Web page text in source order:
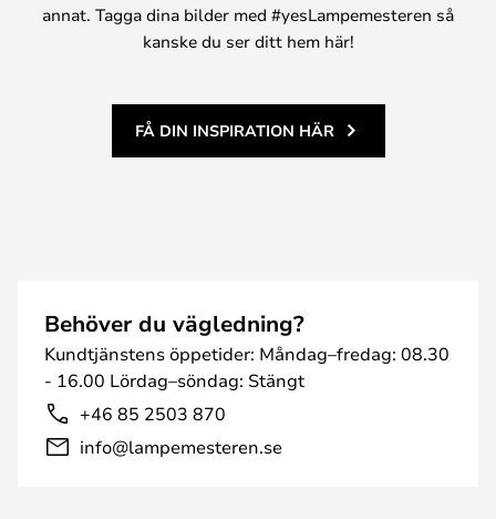
annat. Tagga dina bilder med #yesLampemesteren så
kanske du ser ditt hem här!
FÅ DIN INSPIRATION HÄR
Behöver du vägledning?
Kundtjänstens öppetider: Måndag–fredag: 08.30
- 16.00 Lördag–söndag: Stängt
+46 85 2503 870
info@lampemesteren.se